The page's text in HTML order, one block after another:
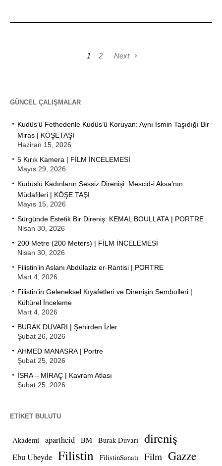
1 2 Next
GÜNCEL ÇALIŞMALAR
Kudüs’ü Fethedenle Kudüs’ü Koruyan: Aynı İsmin Taşıdığı Bir
Miras | KÖŞETAŞI
Haziran 15, 2026
5 Kırık Kamera | FİLM İNCELEMESİ
Mayıs 29, 2026
Kudüslü Kadınların Sessiz Direnişi: Mescid-i Aksa’nın
Müdafileri | KÖŞE TAŞI
Mayıs 15, 2026
Sürgünde Estetik Bir Direniş: KEMAL BOULLATA | PORTRE
Nisan 30, 2026
200 Metre (200 Meters) | FİLM İNCELEMESİ
Nisan 30, 2026
Filistin’in Aslanı Abdülaziz er-Rantisi | PORTRE
Mart 4, 2026
Filistin’in Geleneksel Kıyafetleri ve Direnişin Sembolleri |
Kültürel İnceleme
Mart 4, 2026
BURAK DUVARI | Şehirden İzler
Şubat 26, 2026
AHMED MANASRA | Portre
Şubat 25, 2026
İSRA – MİRAÇ | Kavram Atlası
Şubat 25, 2026
ETIKET BULUTU
Akademi apartheid BM Burak Duvarı direniş
Ebu Ubeyde Filistin FilistinSanatı Film Gazze